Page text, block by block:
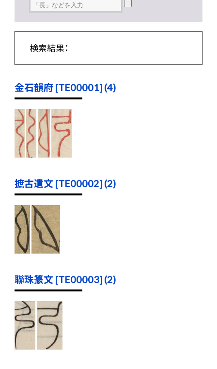
検索結果：
金石韻府 [TE00001] (4)
摭古遺文 [TE00002] (2)
聯珠篆文 [TE00003] (2)